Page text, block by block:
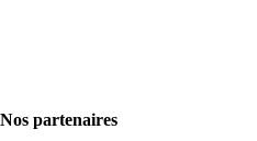
Nos partenaires